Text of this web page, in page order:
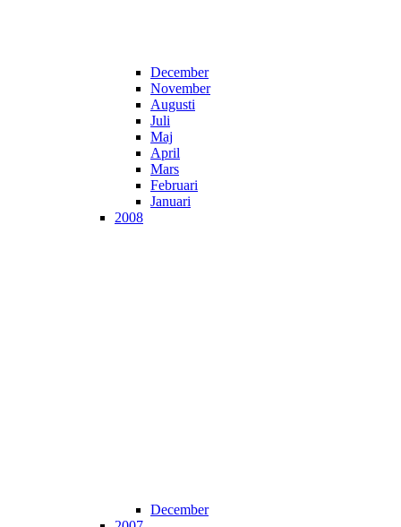
December
November
Augusti
Juli
Maj
April
Mars
Februari
Januari
2008
December